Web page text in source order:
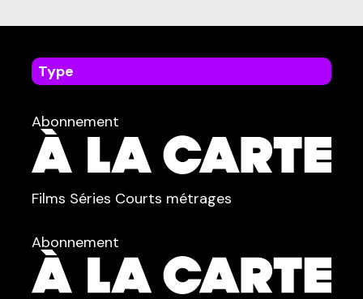
Type
Abonnement
Films Séries Courts métrages
Abonnement